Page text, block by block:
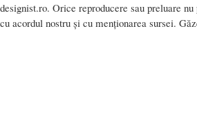
designist.ro. Orice reproducere sau preluare
cu acordul nostru și cu menționarea sursei.